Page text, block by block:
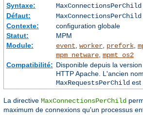
Syntaxe:
MaxConnectionsPerChild
Défaut:
Contexte:
configuration globale
Statut:
MPM
Module:
event worker, prefork,
mpm_netware, mpmt_os2
Compatibilité: Disponible depuis la
HTTP Apache. L'ancien nom
MaxRequestsPerChildest
La directive MaxConnectionsPerChild
maximum de connexions qu'un processus